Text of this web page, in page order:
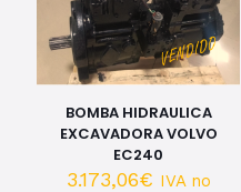
BOMBA HIDRAULICA
EXCAVADORA VOLVO
EC240
3.173,06€ IVA no